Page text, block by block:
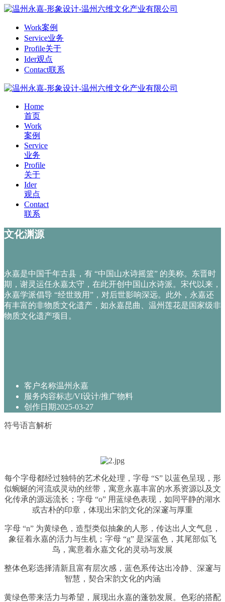
Work案例
Service业务
Profile关于
Ider观点
Contact联系
Home
首页
Work
案例
Service
业务
Profile
关于
Ider
观点
Contact
联系
文化渊源
永嘉是中国千年古县，有 “中国山水诗摇篮” 的美称。东晋时
期，谢灵运任永嘉太守，在此开创中国山水诗派。宋代以来，
永嘉学派倡导 “经世致用”，对后世影响深远。此外，永嘉还
有丰富的非物质文化遗产，如永嘉昆曲、温州莲花是国家级非
物质文化遗产项目。
客户名称温州永嘉
服务内容标志/VI设计/推广物料
创作日期2025-03-27
符号语言解析
每个字母都经过独特的艺术化处理，字母 “S” 以蓝色呈现，形
似蜿蜒的河流或灵动的丝带，寓意永嘉丰富的水系资源以及文
化传承的源远流长；字母 “o” 用蓝绿色表现，如同平静的湖水
或古朴的印章，体现出宋韵文化的深邃与厚重
字母 “n” 为黄绿色，造型类似抽象的人形，传达出人文气息，
象征着永嘉的活力与生机；字母 “g” 是深蓝色，其尾部似飞
鸟，寓意着永嘉文化的灵动与发展
整体色彩选择清新且富有层次感，蓝色系传达出冷静、深邃与
智慧，契合宋韵文化的内涵
黄绿色带来活力与希望，展现出永嘉的蓬勃发展。色彩的搭配